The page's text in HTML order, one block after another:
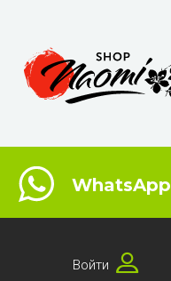
WhatsApp
Войти